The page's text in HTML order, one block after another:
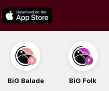
BiG Balade BiG Folk